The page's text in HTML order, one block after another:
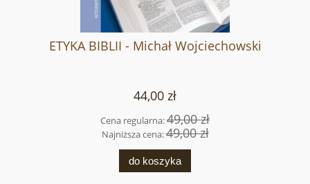
ETYKA BIBLII - Michał Wojciechowski
44,00 zł
Cena regularna:49,00 zł
Najniższa cena:49,00 zł
do koszyka